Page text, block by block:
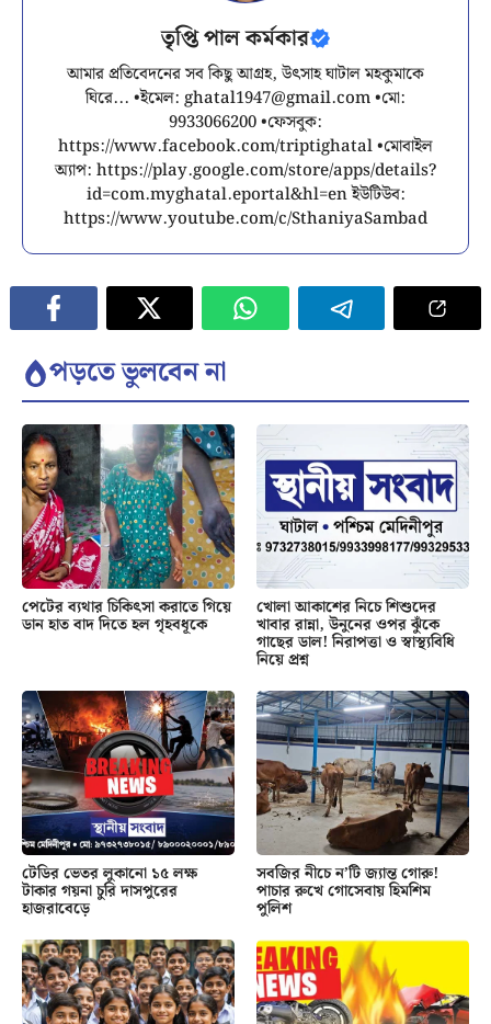
তৃপ্তি পাল কর্মকার
আমার প্রতিবেদনের সব কিছু আগ্রহ, উৎসাহ ঘাটাল মহকুমাকে
ঘিরে... •ইমেল: ghatal1947@gmail.com•মো:
9933066200 •ফেসবুক:
https://www.facebook.com/triptighatal •মোবাইল
অ্যাপ: https://play.google.com/store/apps/details?
id=com.myghatal.eportal&hl=en ইউটিউব:
https://www.youtube.com/c/SthaniyaSambad
পড়তে ভুলবেন না
পেটের ব্যথার চিকিৎসা করাতে গিয়ে
ডান হাত বাদ দিতে হল গৃহবধূকে
খোলা আকাশের নিচে শিশুদের
খাবার রান্না, উনুনের ওপর ঝুঁকে
গাছের ডাল! নিরাপত্তা ও স্বাস্থ্যবিধি
নিয়ে প্রশ্ন
টেডির ভেতর লুকানো ১৫ লক্ষ
টাকার গয়না চুরি দাসপুরের
হাজরাবেড়ে
সবজির নীচে ন’টি জ্যান্ত গোরু!
পাচার রুখে গোসেবায় হিমশিম
পুলিশ